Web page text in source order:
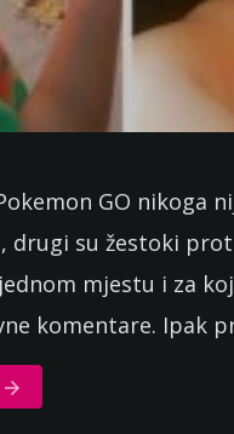
GO nikoga
su žestoki
mjestu i za
komentare. Ipak
arrow_forward